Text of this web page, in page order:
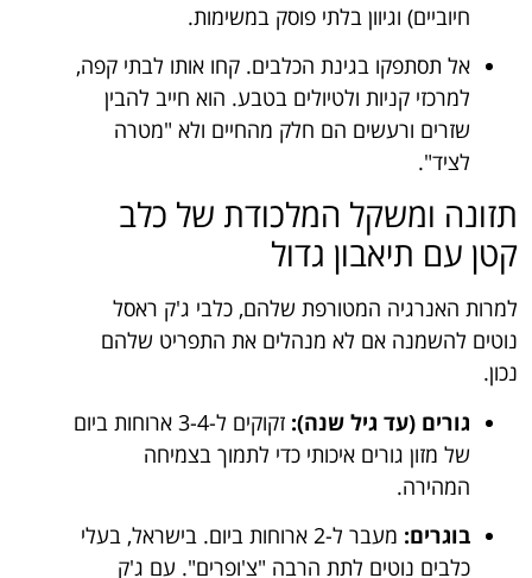
חיוביים) וגיוון בלתי פוסק במשימות.
אל תסתפקו בגינת הכלבים. קחו אותו לבתי קפה,
למרכזי קניות ולטיולים בטבע. הוא חייב להבין
שזרים ורעשים הם חלק מהחיים ולא "מטרה
לציד".
תזונה ומשקל המלכודת של כלב
קטן עם תיאבון גדול
למרות האנרגיה המטורפת שלהם, כלבי ג'ק ראסל
נוטים להשמנה אם לא מנהלים את התפריט שלהם
נכון.
גורים (עד גיל שנה):
זקוקים ל-3-4 ארוחות ביום
של מזון גורים איכותי כדי לתמוך בצמיחה
המהירה.
בוגרים:
מעבר ל-2 ארוחות ביום. בישראל, בעלי
כלבים נוטים לתת הרבה "צ'ופרים". עם ג'ק